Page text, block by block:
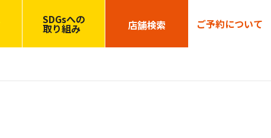
SDGsへの
取り組み 店舗検索 ご予約について